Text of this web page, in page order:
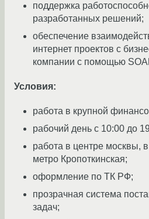
поддержка
разработанных решений;
обеспечение
интернет проектов с
компании с помощью
Условия:
работа в крупной
рабочий день с 10:00 до
работа в центре москвы,
метро Кропоткинская;
оформление по ТК РФ;
прозрачная система
задач;